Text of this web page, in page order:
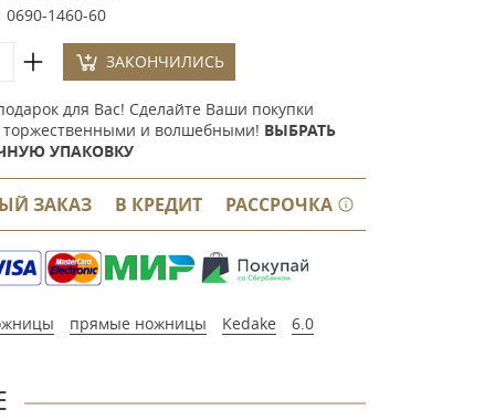
0690-1460-60
ЗАКОНЧИЛИСЬ
для Вас! Сделайте Ваши покупки
торжественными и волшебными! ВЫБРАТЬ
УПАКОВКУ
ЗАКАЗ В КРЕДИТ РАССРОЧКА
прямые ножницы Kedake 6.0